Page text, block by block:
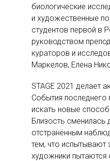
биологические
и художественные
студентов первой в
руководством
кураторов и
Маркелов, Елена
STAGE 2021 делает
События последнего
искать новые
Близость сменилась
отстранённым
тем, что испытывают
художники пытаются